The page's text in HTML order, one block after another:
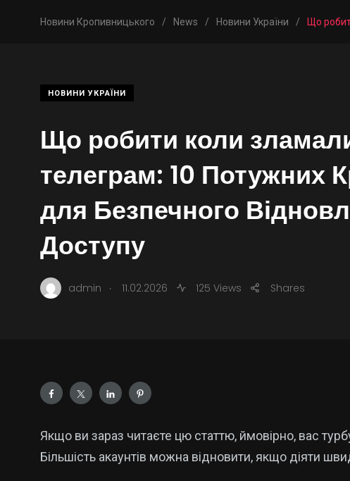
Новини Кропивницького / News / Новини України / Що
НОВИНИ УКРАЇНИ
Що робити коли
телеграм: 10 Потужних
для Безпечного
Доступу
admin . 11.02.2026 125 Views Shares
Якщо ви зараз читаєте цю статтю, ймовірно, вас
Більшість акаунтів можна відновити, якщо діяти